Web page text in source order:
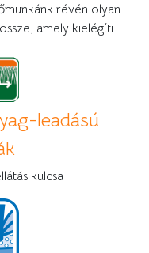
révén olyan
amely kielégíti
leadású
kulcsa